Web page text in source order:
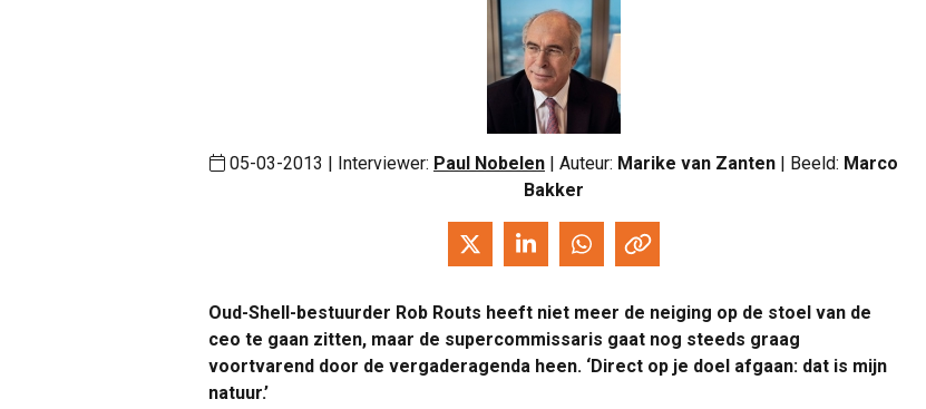
05-03-2013 | Interviewer: Paul Nobelen | Auteur: Marike van Zanten | Beeld: Marco
Bakker
Oud-Shell-bestuurder Rob Routs heeft niet meer de neiging op de stoel van de
ceo te gaan zitten, maar de supercommissaris gaat nog steeds graag
voortvarend door de vergaderagenda heen. ‘Direct op je doel afgaan: dat is mijn
natuur.’